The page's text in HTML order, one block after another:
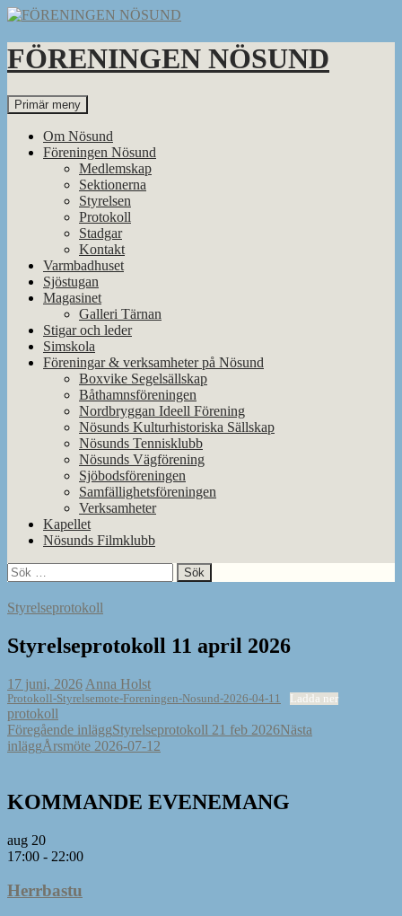
Hoppa
innehåll
FÖRENINGEN NÖSUND
Sök
Primär meny
Om Nösund
Föreningen Nösund
Medlemskap
Sektionerna
Styrelsen
Protokoll
Stadgar
Kontakt
Varmbadhuset
Sjöstugan
Magasinet
Galleri Tärnan
Stigar och leder
Simskola
Föreningar & verksamheter på Nösund
Boxvike Segelsällskap
Båthamnsföreningen
Nordbryggan Ideell Förening
Nösunds Kulturhistoriska Sällskap
Nösunds Tennisklubb
Nösunds Vägförening
Sjöbodsföreningen
Samfällighetsföreningen
Verksamheter
Kapellet
Nösunds Filmklubb
Sök
efter:
Styrelseprotokoll
Styrelseprotokoll 11 april 2026
17 juni, 2026 Anna Holst
Protokoll-Styrelsemote-Foreningen-Nosund-2026-04-11 Ladda ner
protokoll
Inläggsnavigering
Föregående inläggStyrelseprotokoll 21 feb 2026Nästa
inläggÅrsmöte 2026-07-12
KOMMANDE EVENEMANG
aug 20
17:00 - 22:00
Herrbastu